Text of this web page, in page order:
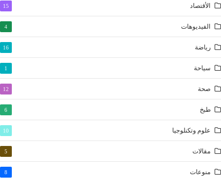
الليل
التين
القدر
البينة
التكاثر
العصر
الأقتصاد 15
الفيديوهات 4
رياضة 16
سياحة 1
صحة 12
طبخ 6
علوم وتكنلوجيا 10
مقالات 5
منوعات 8